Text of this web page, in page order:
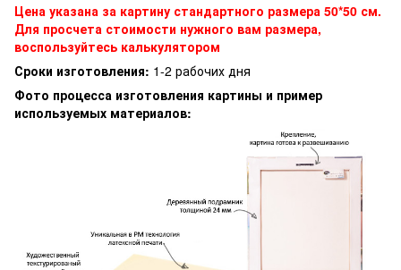
Цена указана за картину стандартного размера 50*50 см.
Для просчета стоимости нужного вам размера,
воспользуйтесь калькулятором
Сроки изготовления: 1-2 рабочих дня
Фото процесса изготовления картины и пример
используемых материалов: